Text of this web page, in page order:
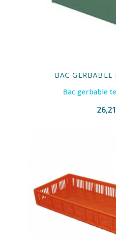
BAC
Bac gerbable